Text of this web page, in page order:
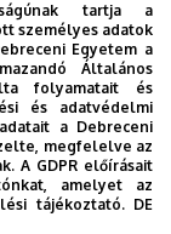
tartja a
személyes adatok
Egyetem a
Általános
folyamatait és
és adatvédelmi
a Debreceni
megfelelve az
A GDPR előírásait
amelyet az
tájékoztató. DE